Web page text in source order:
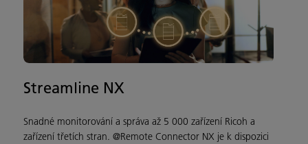
Streamline NX
Snadné monitorování a správa až 5 000 zařízení Ricoh a
zařízení třetích stran. @Remote Connector NX je k dispozici